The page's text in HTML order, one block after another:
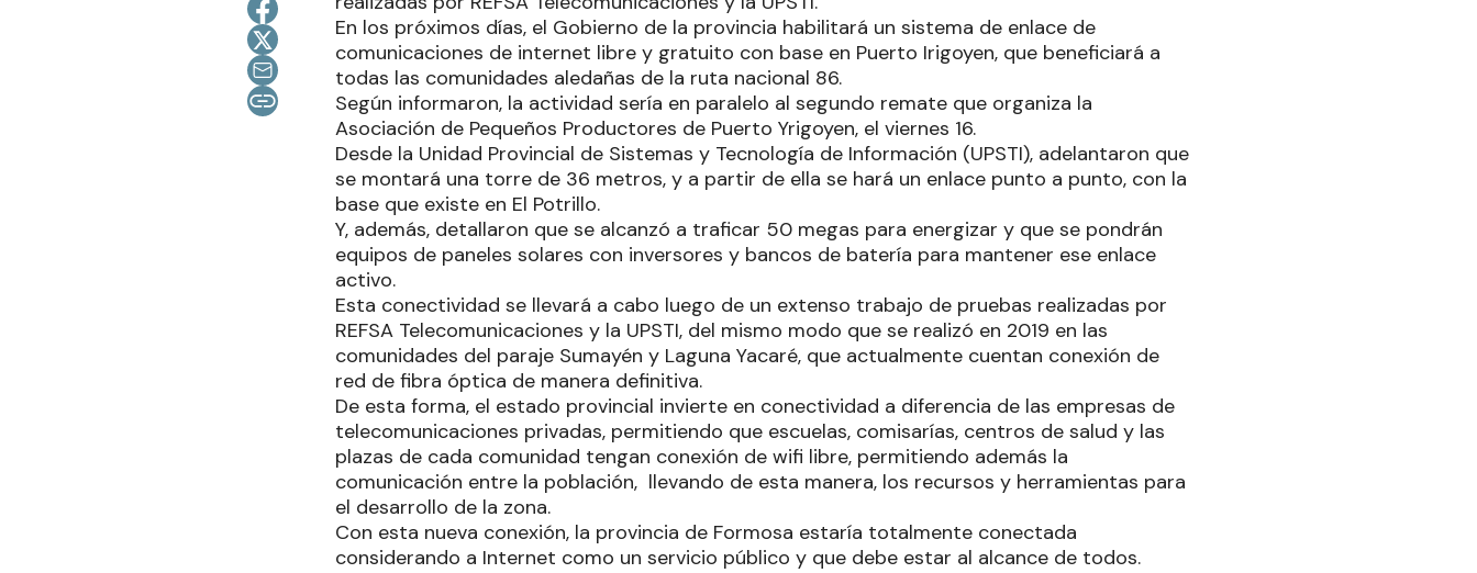
En los próximos días, el Gobierno de la provincia habilitará un sistema de enlace de
comunicaciones de internet libre y gratuito con base en Puerto Irigoyen, que beneficiará a
todas las comunidades aledañas de la ruta nacional 86.
Según informaron, la actividad sería en paralelo al segundo remate que organiza la
Asociación de Pequeños Productores de Puerto Yrigoyen, el viernes 16.
Desde la Unidad Provincial de Sistemas y Tecnología de Información (UPSTI), adelantaron que
se montará una torre de 36 metros, y a partir de ella se hará un enlace punto a punto, con la
base que existe en El Potrillo.
Y, además, detallaron que se alcanzó a traficar 50 megas para energizar y que se pondrán
equipos de paneles solares con inversores y bancos de batería para mantener ese enlace
activo.
Esta conectividad se llevará a cabo luego de un extenso trabajo de pruebas realizadas por
REFSA Telecomunicaciones y la UPSTI, del mismo modo que se realizó en 2019 en las
comunidades del paraje Sumayén y Laguna Yacaré, que actualmente cuentan conexión de
red de fibra óptica de manera definitiva.
De esta forma, el estado provincial invierte en conectividad a diferencia de las empresas de
telecomunicaciones privadas, permitiendo que escuelas, comisarías, centros de salud y las
plazas de cada comunidad tengan conexión de wifi libre, permitiendo además la
comunicación entre la población, llevando de esta manera, los recursos y herramientas para
el desarrollo de la zona.
Con esta nueva conexión, la provincia de Formosa estaría totalmente conectada
considerando a Internet como un servicio público y que debe estar al alcance de todos.